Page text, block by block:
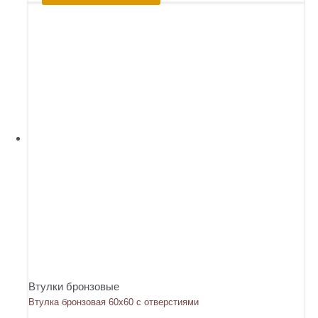
Втулки бронзовые
Втулка бронзовая 60х60 с отверстиями